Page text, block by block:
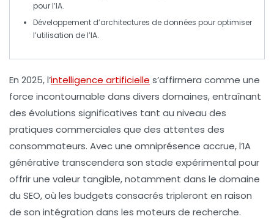
pour l’IA.
Développement d’architectures de données pour optimiser
l’utilisation de l’IA.
En 2025,l’intelligence artificielle s’affirmera comme une
force incontournable dans divers domaines, entraînant
des évolutions significatives tant au niveau des
pratiques commerciales que des attentes des
consommateurs. Avec une omniprésence accrue, l’IA
générative transcendera son stade expérimental pour
offrir une valeur tangible, notamment dans le domaine
du SEO, où les budgets consacrés tripleront en raison
de son intégration dans les moteurs de recherche.